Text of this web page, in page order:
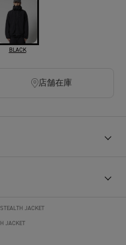
BLACK
店舗在庫
JACKET
JACKET